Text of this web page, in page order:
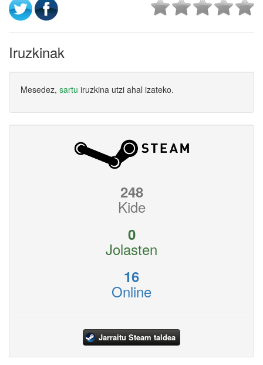
Iruzkinak
Mesedez, sartu iruzkina utzi ahal izateko.
248
Kide
0
Jolasten
16
Online
Jarraitu Steam taldea